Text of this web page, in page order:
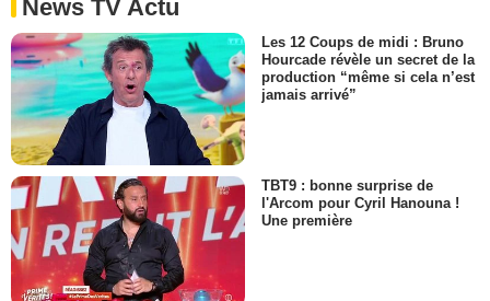
News TV Actu
Les 12 Coups de midi : Bruno
Hourcade révèle un secret de la
production “même si cela n’est
jamais arrivé”
TBT9 : bonne surprise de
l'Arcom pour Cyril Hanouna !
Une première